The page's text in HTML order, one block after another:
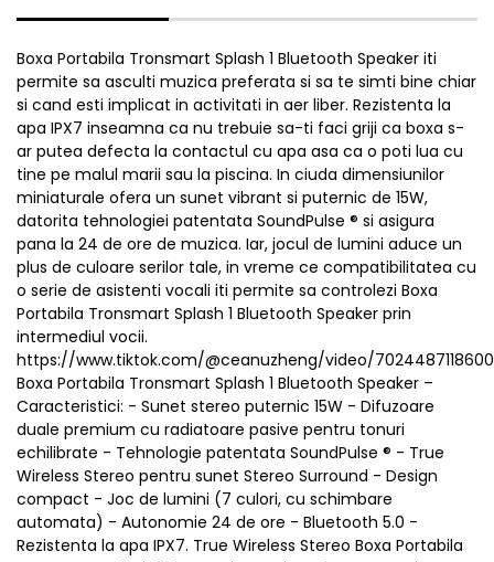
Boxa Portabila Tronsmart Splash 1 Bluetooth Speaker iti
permite sa asculti muzica preferata si sa te simti bine chiar
si cand esti implicat in activitati in aer liber. Rezistenta la
apa IPX7 inseamna ca nu trebuie sa-ti faci griji ca boxa s-
ar putea defecta la contactul cu apa asa ca o poti lua cu
tine pe malul marii sau la piscina. In ciuda dimensiunilor
miniaturale ofera un sunet vibrant si puternic de 15W,
datorita tehnologiei patentata SoundPulse ® si asigura
pana la 24 de ore de muzica. Iar, jocul de lumini aduce un
plus de culoare serilor tale, in vreme ce compatibilitatea cu
o serie de asistenti vocali iti permite sa controlezi Boxa
Portabila Tronsmart Splash 1 Bluetooth Speaker prin
intermediul vocii.
https://www.tiktok.com/@ceanuzheng/video/
Boxa Portabila Tronsmart Splash 1 Bluetooth Speaker –
Caracteristici: - Sunet stereo puternic 15W - Difuzoare
duale premium cu radiatoare pasive pentru tonuri
echilibrate - Tehnologie patentata SoundPulse ® - True
Wireless Stereo pentru sunet Stereo Surround - Design
compact - Joc de lumini (7 culori, cu schimbare
automata) - Autonomie 24 de ore - Bluetooth 5.0 -
Rezistenta la apa IPX7. True Wireless Stereo Boxa Portabila